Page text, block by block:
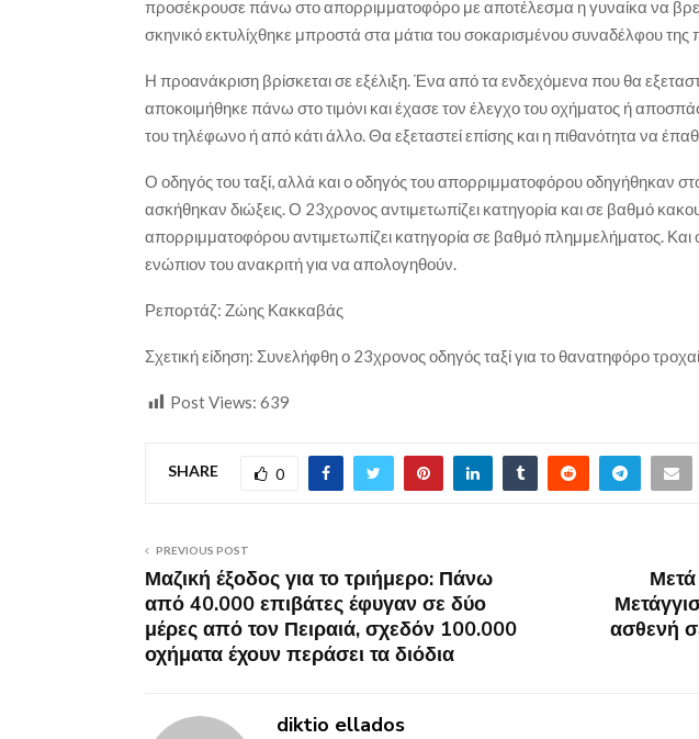
προσέκρουσε πάνω στο απορριμματοφόρο με αποτέλεσμα η γυναίκα να
σκηνικό εκτυλίχθηκε μπροστά στα μάτια του σοκαρισμένου συναδέλφου της
Η προανάκριση βρίσκεται σε εξέλιξη. Ένα από τα ενδεχόμενα που θα
αποκοιμήθηκε πάνω στο τιμόνι και έχασε τον έλεγχο του οχήματος ή
του τηλέφωνο ή από κάτι άλλο. Θα εξεταστεί επίσης και η πιθανότητα να
Ο οδηγός του ταξί, αλλά και ο οδηγός του απορριμματοφόρου οδηγήθηκαν
ασκήθηκαν διώξεις. Ο 23χρονος αντιμετωπίζει κατηγορία και σε βαθμό
απορριμματοφόρου αντιμετωπίζει κατηγορία σε βαθμό πλημμελήματος. Και
ενώπιον του ανακριτή για να απολογηθούν.
Ρεπορτάζ: Ζώης Κακκαβάς
Σχετική είδηση: Συνελήφθη ο 23χρονος οδηγός ταξί για το θανατηφόρο
Post Views: 639
SHARE 0
PREVIOUS POST
Μαζική έξοδος για το τριήμερο: Πάνω
από 40.000 επιβάτες έφυγαν σε δύο
μέρες από τον Πειραιά, σχεδόν 100.000
οχήματα έχουν περάσει τα διόδια
Μετά
ασθενή
diktio ellados